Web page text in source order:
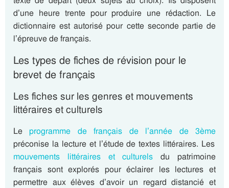
d’une heure trente pour produire une rédaction. Le
dictionnaire est autorisé pour cette seconde partie de
l’épreuve de français.
Les types de fiches de révision pour le
brevet de français
Les fiches sur les genres et mouvements
littéraires et culturels
Leprogramme de français de l’année de 3ème
préconise la lecture et l’étude de textes littéraires. Les
mouvements littéraires et culturels du patrimoine
français sont explorés pour éclairer les lectures et
permettre aux élèves d’avoir un regard distancié et